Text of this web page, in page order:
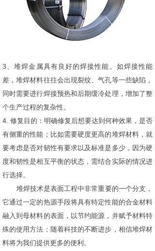
3、堆焊金属具有良好的焊接性能。如焊接性能
差，堆焊材料往往会出现裂纹、气孔等一些缺陷，
同时需要进行焊接预热和后期缓冷处理，增加了整
个生产过程的复杂性。
4. 修复目的：明确修复后想要达到何种效果，是否
有侧重的性能；比如需要硬度更高的堆焊材料，就
要考虑是否对韧性有要求以及标准是多少，因为硬
度和韧性是相互平衡的状态，需结合实际的情况进
行选择。
堆焊技术是表面工程中非常重要的一个分支，
它通过一定的热源手段将具有特定性能的合金材料
融入到母材料的表面，以节约能源，并赋予材料特
殊的使用方法；随着科技的不断进步，相信堆焊材
料将为我们提供更多的便利。